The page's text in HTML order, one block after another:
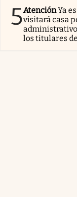
5AtenciónYa
visitará casa
los titulares